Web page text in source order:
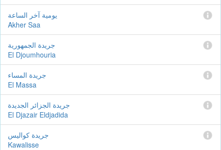
يومية آخر الساعة
Akher Saa
جريدة الجمهورية
El Djoumhouria
جريدة المساء
El Massa
جريدة الجزائر الجديدة
El Djazair Eldjadida
جريدة كواليس
Kawalisse